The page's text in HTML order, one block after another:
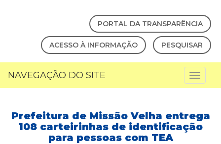
PORTAL DA TRANSPARÊNCIA
ACESSO À INFORMAÇÃO PESQUISAR
NAVEGAÇÃO DO SITE
Prefeitura de Missão Velha entrega
108 carteirinhas de identificação
para pessoas com TEA